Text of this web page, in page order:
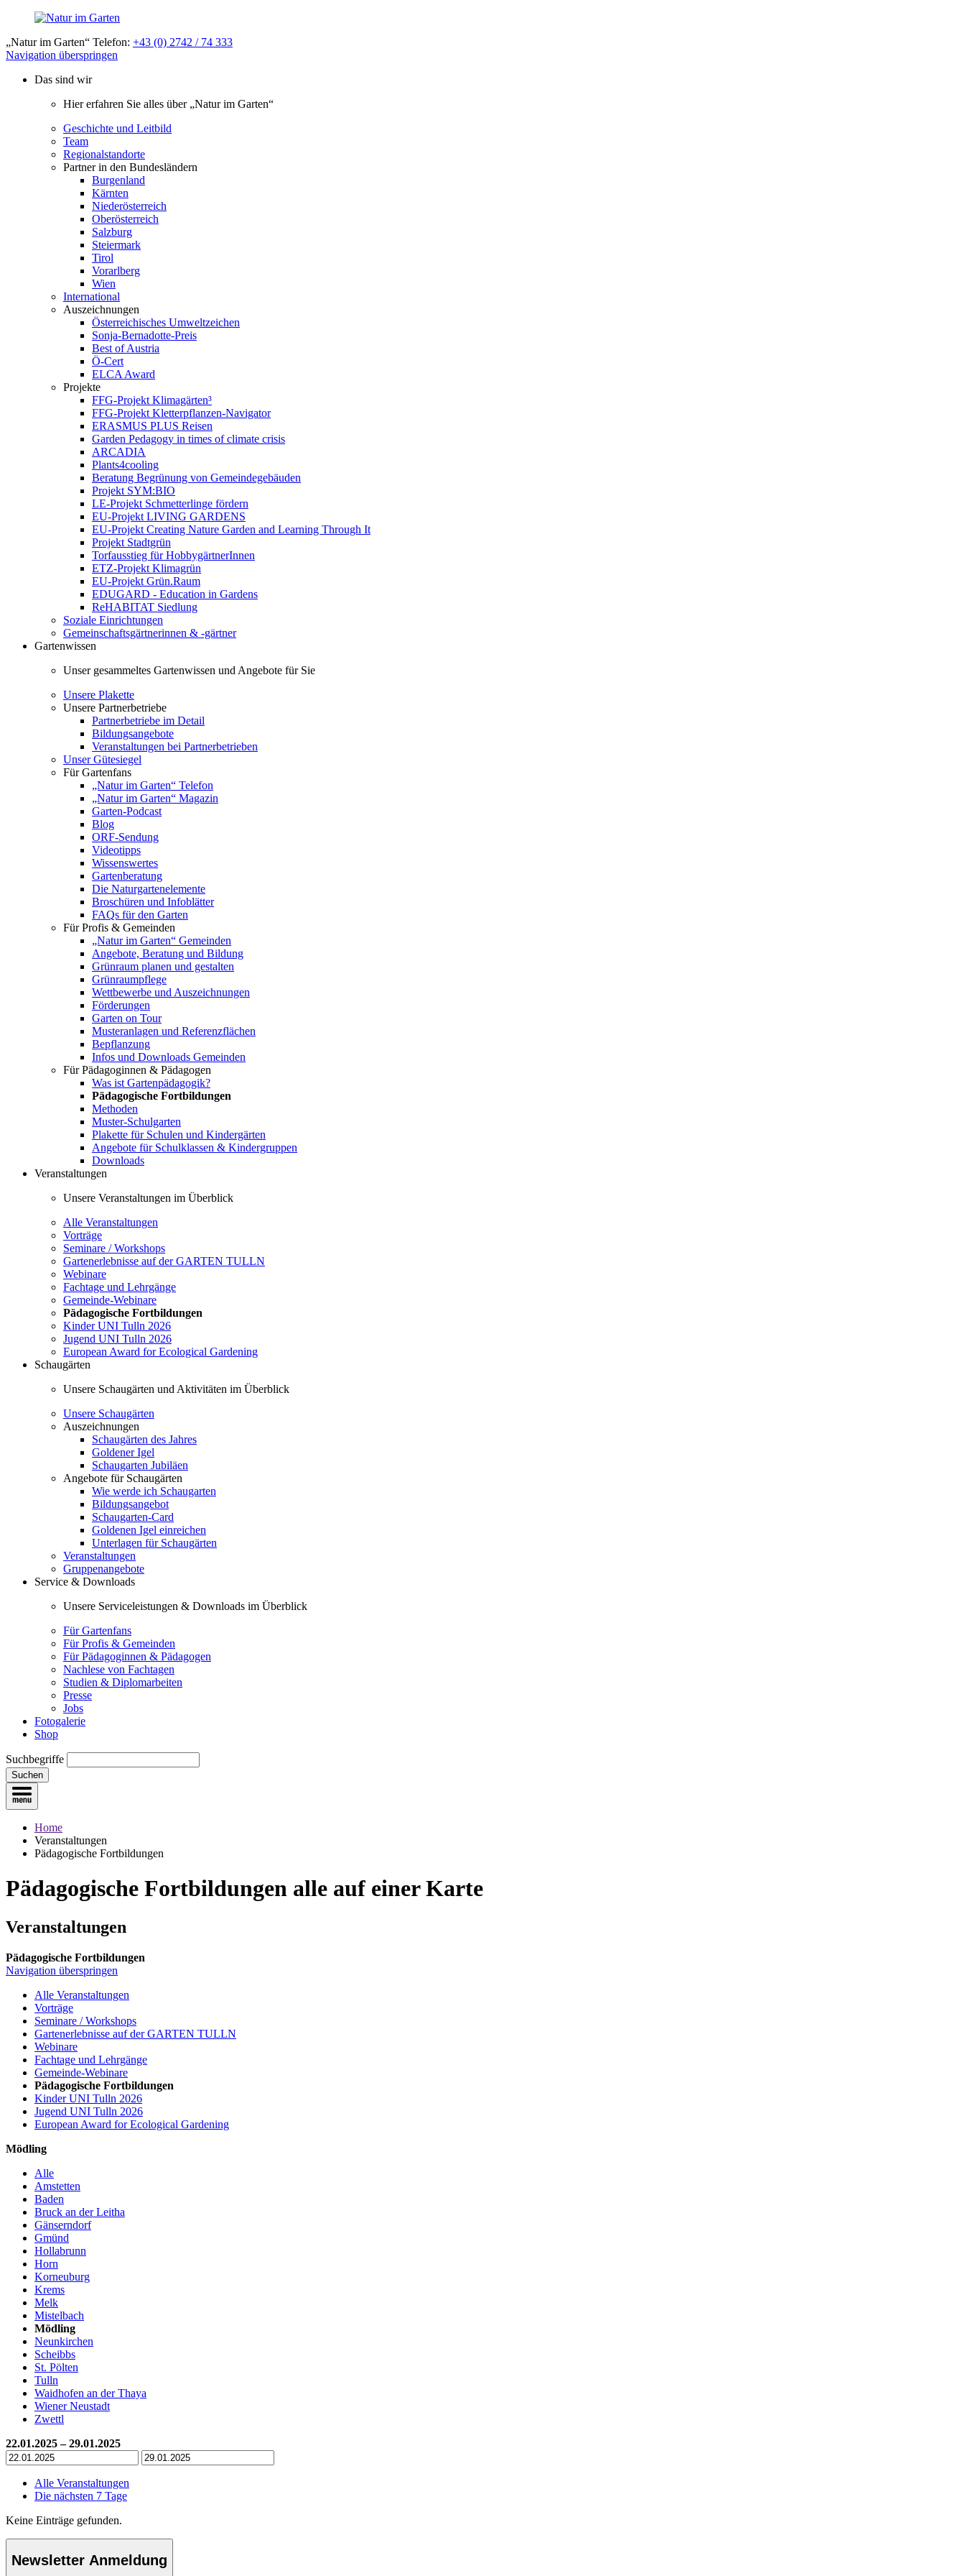
„Natur im Garten“ Telefon: +43 (0) 2742 / 74 333
Navigation überspringen
Das sind wir
Hier erfahren Sie alles über „Natur im Garten“
Geschichte und Leitbild
Team
Regionalstandorte
Partner in den Bundesländern
Burgenland
Kärnten
Niederösterreich
Oberösterreich
Salzburg
Steiermark
Tirol
Vorarlberg
Wien
International
Auszeichnungen
Österreichisches Umweltzeichen
Sonja-Bernadotte-Preis
Best of Austria
Ö-Cert
ELCA Award
Projekte
FFG-Projekt Klimagärten³
FFG-Projekt Kletterpflanzen-Navigator
ERASMUS PLUS Reisen
Garden Pedagogy in times of climate crisis
ARCADIA
Plants4cooling
Beratung Begrünung von Gemeindegebäuden
Projekt SYM:BIO
LE-Projekt Schmetterlinge fördern
EU-Projekt LIVING GARDENS
EU-Projekt Creating Nature Garden and Learning Through It
Projekt Stadtgrün
Torfausstieg für HobbygärtnerInnen
ETZ-Projekt Klimagrün
EU-Projekt Grün.Raum
EDUGARD - Education in Gardens
ReHABITAT Siedlung
Soziale Einrichtungen
Gemeinschaftsgärtnerinnen & -gärtner
Gartenwissen
Unser gesammeltes Gartenwissen und Angebote für Sie
Unsere Plakette
Unsere Partnerbetriebe
Partnerbetriebe im Detail
Bildungsangebote
Veranstaltungen bei Partnerbetrieben
Unser Gütesiegel
Für Gartenfans
„Natur im Garten“ Telefon
„Natur im Garten“ Magazin
Garten-Podcast
Blog
ORF-Sendung
Videotipps
Wissenswertes
Gartenberatung
Die Naturgartenelemente
Broschüren und Infoblätter
FAQs für den Garten
Für Profis & Gemeinden
„Natur im Garten“ Gemeinden
Angebote, Beratung und Bildung
Grünraum planen und gestalten
Grünraumpflege
Wettbewerbe und Auszeichnungen
Förderungen
Garten on Tour
Musteranlagen und Referenzflächen
Bepflanzung
Infos und Downloads Gemeinden
Für Pädagoginnen & Pädagogen
Was ist Gartenpädagogik?
Pädagogische Fortbildungen
Methoden
Muster-Schulgarten
Plakette für Schulen und Kindergärten
Angebote für Schulklassen & Kindergruppen
Downloads
Veranstaltungen
Unsere Veranstaltungen im Überblick
Alle Veranstaltungen
Vorträge
Seminare / Workshops
Gartenerlebnisse auf der GARTEN TULLN
Webinare
Fachtage und Lehrgänge
Gemeinde-Webinare
Pädagogische Fortbildungen
Kinder UNI Tulln 2026
Jugend UNI Tulln 2026
European Award for Ecological Gardening
Schaugärten
Unsere Schaugärten und Aktivitäten im Überblick
Unsere Schaugärten
Auszeichnungen
Schaugärten des Jahres
Goldener Igel
Schaugarten Jubiläen
Angebote für Schaugärten
Wie werde ich Schaugarten
Bildungsangebot
Schaugarten-Card
Goldenen Igel einreichen
Unterlagen für Schaugärten
Veranstaltungen
Gruppenangebote
Service & Downloads
Unsere Serviceleistungen & Downloads im Überblick
Für Gartenfans
Für Profis & Gemeinden
Für Pädagoginnen & Pädagogen
Nachlese von Fachtagen
Studien & Diplomarbeiten
Presse
Jobs
Fotogalerie
Shop
Suchbegriffe
Suchen
Home
Veranstaltungen
Pädagogische Fortbildungen
Pädagogische Fortbildungen alle auf einer Karte
Veranstaltungen
Pädagogische Fortbildungen
Navigation überspringen
Alle Veranstaltungen
Vorträge
Seminare / Workshops
Gartenerlebnisse auf der GARTEN TULLN
Webinare
Fachtage und Lehrgänge
Gemeinde-Webinare
Pädagogische Fortbildungen
Kinder UNI Tulln 2026
Jugend UNI Tulln 2026
European Award for Ecological Gardening
Mödling
Alle
Amstetten
Baden
Bruck an der Leitha
Gänserndorf
Gmünd
Hollabrunn
Horn
Korneuburg
Krems
Melk
Mistelbach
Mödling
Neunkirchen
Scheibbs
St. Pölten
Tulln
Waidhofen an der Thaya
Wiener Neustadt
Zwettl
22.01.2025 – 29.01.2025
Alle Veranstaltungen
Die nächsten 7 Tage
Keine Einträge gefunden.
Newsletter Anmeldung